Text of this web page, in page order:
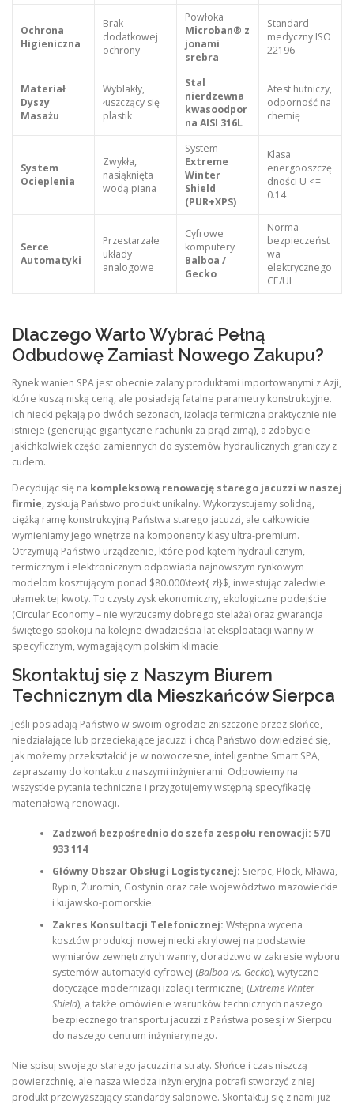
Ochrona
Higieniczna
Brak
dodatkowej
ochrony
Powłoka
Microban® z
jonami
srebra
Standard
medyczny ISO
22196
Materiał
Dyszy
Masażu
Wyblakły,
łuszczący się
plastik
Stal
nierdzewna
kwasoodpor
na AISI 316L
Atest hutniczy,
odporność na
chemię
System
Ocieplenia
Zwykła,
nasiąknięta
wodą piana
System
Extreme
Winter
Shield
(PUR+XPS)
Klasa
energooszczę
dności U <=
0.14
Serce
Automatyki
Przestarzałe
układy
analogowe
Cyfrowe
komputery
Balboa /
Gecko
Norma
bezpieczeńst
wa
elektrycznego
CE/UL
Dlaczego Warto Wybrać Pełną
Odbudowę Zamiast Nowego Zakupu?
Rynek wanien SPA jest obecnie zalany produktami importowanymi z Azji,
które kuszą niską ceną, ale posiadają fatalne parametry konstrukcyjne.
Ich niecki pękają po dwóch sezonach, izolacja termiczna praktycznie nie
istnieje (generując gigantyczne rachunki za prąd zimą), a zdobycie
jakichkolwiek części zamiennych do systemów hydraulicznych graniczy z
cudem.
Decydując się na kompleksową renowację starego jacuzzi w naszej
firmie, zyskują Państwo produkt unikalny. Wykorzystujemy solidną,
ciężką ramę konstrukcyjną Państwa starego jacuzzi, ale całkowicie
wymieniamy jego wnętrze na komponenty klasy ultra-premium.
Otrzymują Państwo urządzenie, które pod kątem hydraulicznym,
termicznym i elektronicznym odpowiada najnowszym rynkowym
modelom kosztującym ponad $80.000\text{ zł}$, inwestując zaledwie
ułamek tej kwoty. To czysty zysk ekonomiczny, ekologiczne podejście
(Circular Economy – nie wyrzucamy dobrego stelaża) oraz gwarancja
świętego spokoju na kolejne dwadzieścia lat eksploatacji wanny w
specyficznym, wymagającym polskim klimacie.
Skontaktuj się z Naszym Biurem
Technicznym dla Mieszkańców Sierpca
Jeśli posiadają Państwo w swoim ogrodzie zniszczone przez słońce,
niedziałające lub przeciekające jacuzzi i chcą Państwo dowiedzieć się,
jak możemy przekształcić je w nowoczesne, inteligentne Smart SPA,
zapraszamy do kontaktu z naszymi inżynierami. Odpowiemy na
wszystkie pytania techniczne i przygotujemy wstępną specyfikację
materiałową renowacji.
Zadzwoń bezpośrednio do szefa zespołu renowacji: 570
933 114
Główny Obszar Obsługi Logistycznej: Sierpc, Płock, Mława,
Rypin, Żuromin, Gostynin oraz całe województwo mazowieckie
i kujawsko-pomorskie.
Zakres Konsultacji Telefonicznej: Wstępna wycena
kosztów produkcji nowej niecki akrylowej na podstawie
wymiarów zewnętrznych wanny, doradztwo w zakresie wyboru
systemów automatyki cyfrowej (Balboa vs. Gecko), wytyczne
dotyczące modernizacji izolacji termicznej (Extreme Winter
Shield), a także omówienie warunków technicznych naszego
bezpiecznego transportu jacuzzi z Państwa posesji w Sierpcu
do naszego centrum inżynieryjnego.
Nie spisuj swojego starego jacuzzi na straty. Słońce i czas niszczą
powierzchnię, ale nasza wiedza inżynieryjna potrafi stworzyć z niej
produkt przewyższający standardy salonowe. Skontaktuj się z nami już